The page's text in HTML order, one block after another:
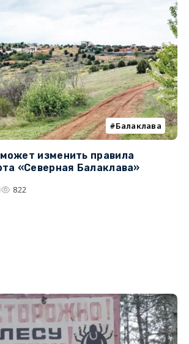
Балаклава
изменить правила
«Северная Балаклава»
822